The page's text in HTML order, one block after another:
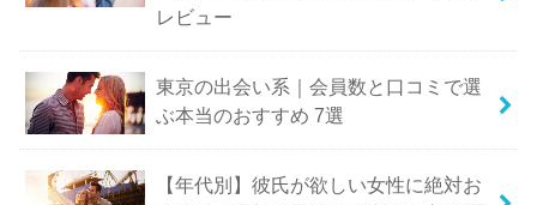
レビュー
東京の出会い系｜会員数と口コミで選
ぶ本当のおすすめ 7選
【年代別】彼氏が欲しい女性に絶対お